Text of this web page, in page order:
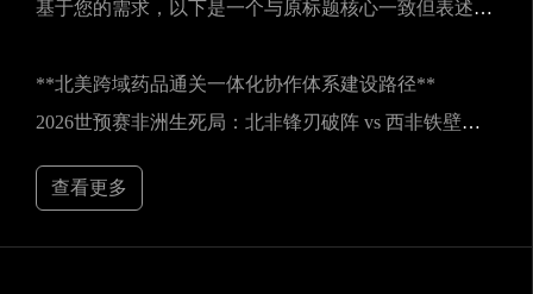
基于您的需求，以下是一个与原标题核心一致但表述不同的新标题：
**北美跨域药品通关一体化协作体系建设路径**
2026世预赛非洲生死局：北非锋刃破阵 vs 西非铁壁封喉
查看更多